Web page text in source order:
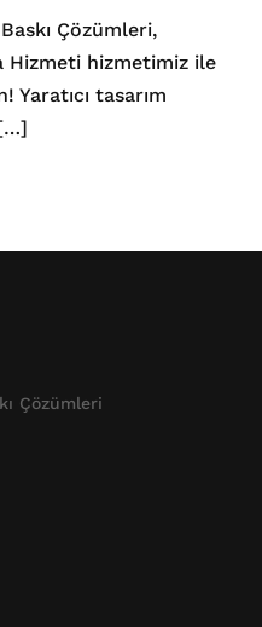
Çözümleri,
Hizmeti hizmetimiz ile
tasarım
Çözümleri